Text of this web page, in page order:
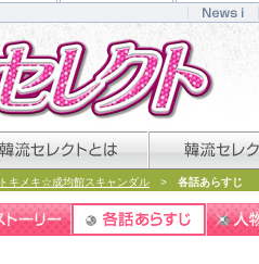
トキメキ☆成均館スキャンダル > 各話あらすじ